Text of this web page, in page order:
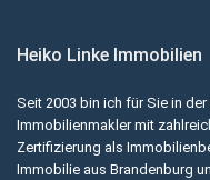
Heiko Linke Immobilien
Seit 2003 bin ich für Sie in
Immobilienmakler mit
Zertifizierung als
Immobilie aus Brandenburg